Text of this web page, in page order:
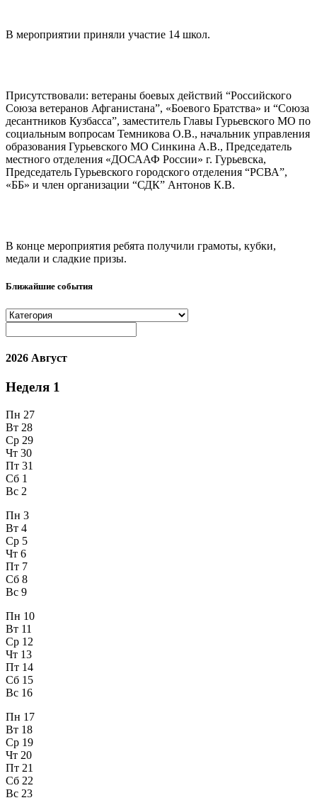
В мероприятии приняли участие 14 школ.
Присутствовали: ветераны боевых действий “Российского
Союза ветеранов Афганистана”, «Боевого Братства» и “Союза
десантников Кузбасса”, заместитель Главы Гурьевского МО по
социальным вопросам Темникова О.В., начальник управления
образования Гурьевского МО Синкина А.В., Председатель
местного отделения «ДОСААФ России» г. Гурьевска,
Председатель Гурьевского городского отделения “РСВА”,
«ББ» и член организации “СДК” Антонов К.В.
В конце мероприятия ребята получили грамоты, кубки,
медали и сладкие призы.
Ближайшие события
2026 Август
Неделя 1
Пн 27
Вт 28
Ср 29
Чт 30
Пт 31
Сб 1
Вс 2
Пн 3
Вт 4
Ср 5
Чт 6
Пт 7
Сб 8
Вс 9
Пн 10
Вт 11
Ср 12
Чт 13
Пт 14
Сб 15
Вс 16
Пн 17
Вт 18
Ср 19
Чт 20
Пт 21
Сб 22
Вс 23